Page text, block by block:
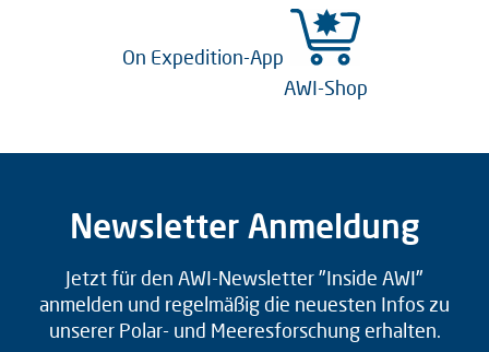
On Expedition-App
AWI-Shop
Newsletter Anmeldung
Jetzt für den AWI-Newsletter "Inside AWI"
anmelden und regelmäßig die neuesten Infos zu
unserer Polar- und Meeresforschung erhalten.